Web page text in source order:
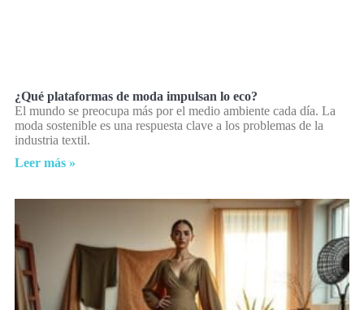
¿Qué plataformas de moda impulsan lo eco?
El mundo se preocupa más por el medio ambiente cada día. La
moda sostenible es una respuesta clave a los problemas de la
industria textil.
Leer más »